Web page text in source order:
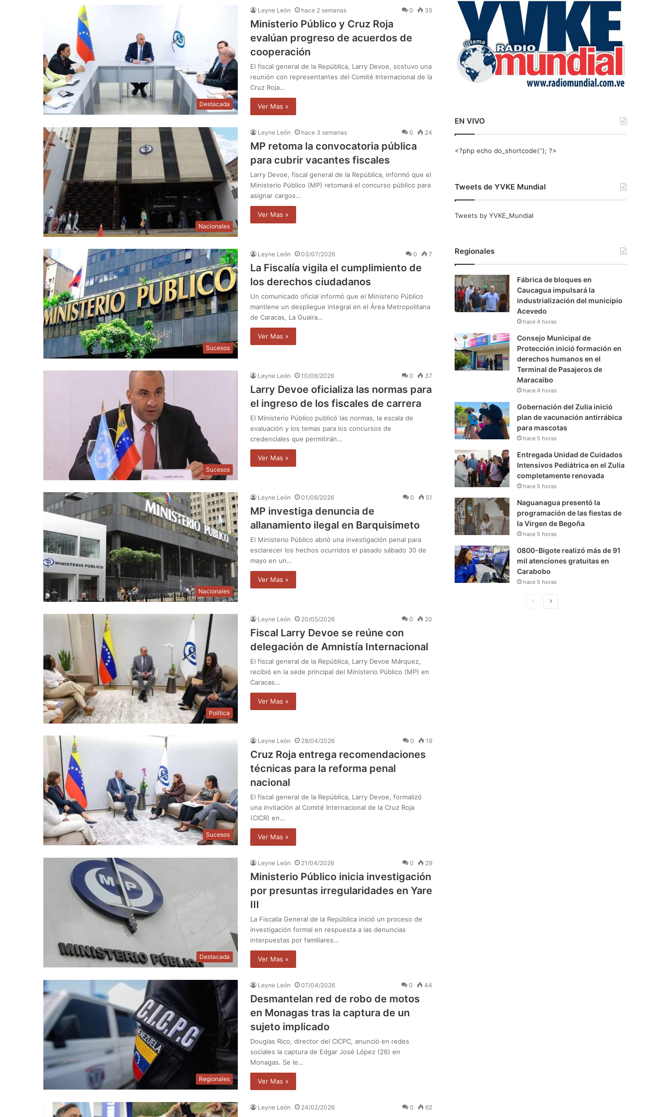
Destacada
Leyne León hace 2 semanas 0 35
Ministerio Público y Cruz Roja
evalúan progreso de acuerdos de
cooperación
El fiscal general de la República, Larry Devoe, sostuvo una
reunión con representantes del Comité Internacional de la
Cruz Roja…
Ver Mas »
Nacionales
Leyne León hace 3 semanas 0 24
MP retoma la convocatoria pública
para cubrir vacantes fiscales
Larry Devoe, fiscal general de la República, informó que el
Ministerio Público (MP) retomará el concurso público para
asignar cargos…
Ver Mas »
Sucesos
Leyne León 03/07/2026 0 7
La Fiscalía vigila el cumplimiento de
los derechos ciudadanos
Un comunicado oficial informó que el Ministerio Público
mantiene un despliegue integral en el Área Metropolitana
de Caracas, La Guaira…
Ver Mas »
Sucesos
Leyne León 10/06/2026 0 37
Larry Devoe oficializa las normas para
el ingreso de los fiscales de carrera
El Ministerio Público publicó las normas, la escala de
evaluación y los temas para los concursos de
credenciales que permitirán…
Ver Mas »
Nacionales
Leyne León 01/06/2026 0 51
MP investiga denuncia de
allanamiento ilegal en Barquisimeto
El Ministerio Público abrió una investigación penal para
esclarecer los hechos ocurridos el pasado sábado 30 de
mayo en un…
Ver Mas »
Política
Leyne León 20/05/2026 0 20
Fiscal Larry Devoe se reúne con
delegación de Amnistía Internacional
El fiscal general de la República, Larry Devoe Márquez,
recibió en la sede principal del Ministerio Público (MP) en
Caracas…
Ver Mas »
Sucesos
Leyne León 28/04/2026 0 19
Cruz Roja entrega recomendaciones
técnicas para la reforma penal
nacional
El fiscal general de la República, Larry Devoe, formalizó
una invitación al Comité Internacional de la Cruz Roja
(CICR) en…
Ver Mas »
Destacada
Leyne León 21/04/2026 0 29
Ministerio Público inicia investigación
por presuntas irregularidades en Yare
III
La Fiscalía General de la República inició un proceso de
investigación formal en respuesta a las denuncias
interpuestas por familiares…
Ver Mas »
Regionales
Leyne León 07/04/2026 0 44
Desmantelan red de robo de motos
en Monagas tras la captura de un
sujeto implicado
Douglas Rico, director del CICPC, anunció en redes
sociales la captura de Edgar José López (26) en
Monagas. Se le…
Ver Mas »
Leyne León 24/02/2026 0 62
r
EN VIVO
<?php echo do_shortcode(‘‘); ?>
Tweets de YVKE Mundial
Tweets by YVKE_Mundial
Regionales
Fábrica de bloques en
Caucagua impulsará la
industrialización del municipio
Acevedo
hace 4 horas
Consejo Municipal de
Protección inició formación en
derechos humanos en el
Terminal de Pasajeros de
Maracaibo
hace 4 horas
Gobernación del Zulia inició
plan de vacunación antirrábica
para mascotas
hace 5 horas
Entregada Unidad de Cuidados
Intensivos Pediátrica en el Zulia
completamente renovada
hace 5 horas
Naguanagua presentó la
programación de las fiestas de
la Virgen de Begoña
hace 5 horas
0800-Bigote realizó más de 91
mil atenciones gratuitas en
Carabobo
hace 5 horas
S